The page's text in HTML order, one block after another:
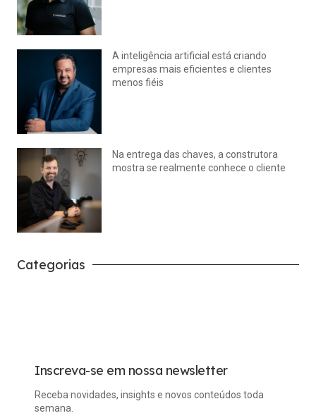
A inteligência artificial está criando
empresas mais eficientes e clientes
menos fiéis
Na entrega das chaves, a construtora
mostra se realmente conhece o cliente
Categorias
Inscreva-se em nossa newsletter
Receba novidades, insights e novos conteúdos toda
semana.